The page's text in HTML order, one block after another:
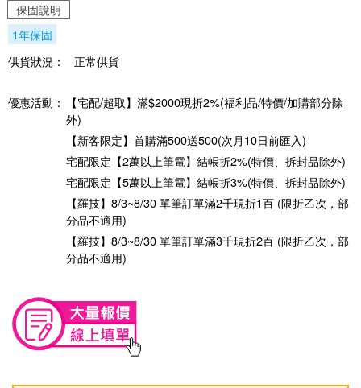
保固說明
1年保固
供貨狀況：
正常供貨
優惠活動：
【宅配/超取】滿$2000現折2%(福利品/特價/加購部分除
外)
【新客限定】首購滿500送500(次月10日前匯入)
宅配限定【2萬以上筆電】結帳折2%(特價、拆封品除外)
宅配限定【5萬以上筆電】結帳折3%(特價、拆封品除外)
【羅技】8/3~8/30 單筆訂單滿2千現折1百 (限折乙次，部
分品不適用)
【羅技】8/3~8/30 單筆訂單滿3千現折2百 (限折乙次，部
分品不適用)